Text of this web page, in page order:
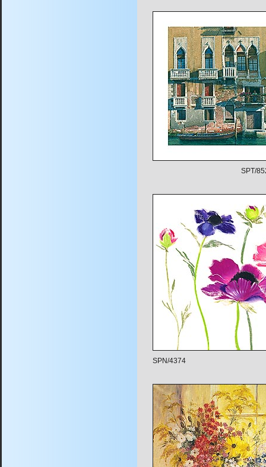
SPT/
SPN/4374